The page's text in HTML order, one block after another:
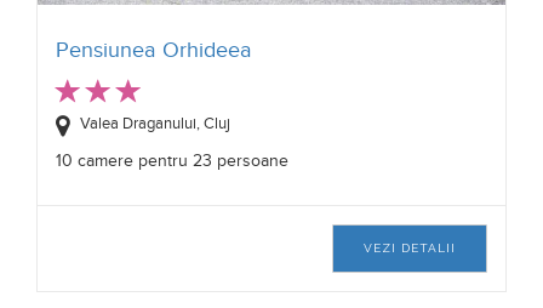
Pensiunea Orhideea
Valea Draganului, Cluj
10 camere pentru 23 persoane
VEZI DETALII